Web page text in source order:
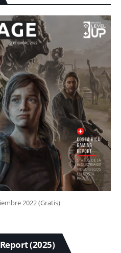
2022 (Gratis)
(2025)